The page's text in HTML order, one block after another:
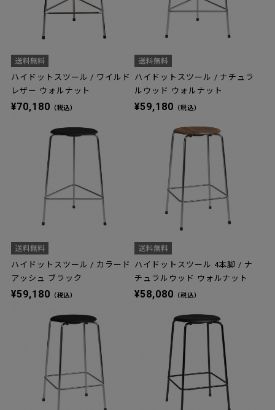
ハイドットスツール / ワイルド
レザー ウォルナット
¥70,180 （税込）
ハイドットスツール / ナチュラ
ルウッド ウォルナット
¥59,180 （税込）
ハイドットスツール / カラード
アッシュ ブラック
¥59,180 （税込）
ハイドットスツール 4本脚 / ナ
チュラルウッド ウォルナット
¥58,080 （税込）